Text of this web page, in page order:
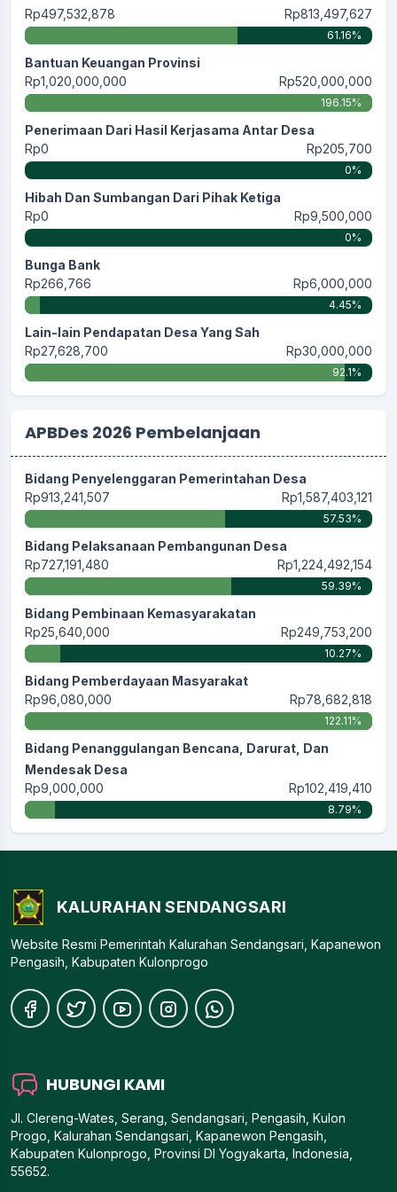
Rp497,532,878
Rp813,497,627
61.16%
Bantuan Keuangan Provinsi
Rp1,020,000,000
Rp520,000,000
196.15%
Penerimaan Dari Hasil Kerjasama Antar Desa
Rp0
Rp205,700
0%
Hibah Dan Sumbangan Dari Pihak Ketiga
Rp0
Rp9,500,000
0%
Bunga Bank
Rp266,766
Rp6,000,000
4.45%
Lain-lain Pendapatan Desa Yang Sah
Rp27,628,700
Rp30,000,000
92.1%
APBDes 2026 Pembelanjaan
Bidang Penyelenggaran Pemerintahan Desa
Rp913,241,507
Rp1,587,403,121
57.53%
Bidang Pelaksanaan Pembangunan Desa
Rp727,191,480
Rp1,224,492,154
59.39%
Bidang Pembinaan Kemasyarakatan
Rp25,640,000
Rp249,753,200
10.27%
Bidang Pemberdayaan Masyarakat
Rp96,080,000
Rp78,682,818
122.11%
Bidang Penanggulangan Bencana, Darurat, Dan
Mendesak Desa
Rp9,000,000
Rp102,419,410
8.79%
KALURAHAN SENDANGSARI
Website Resmi Pemerintah Kalurahan Sendangsari, Kapanewon
Pengasih, Kabupaten Kulonprogo
HUBUNGI KAMI
Jl. Clereng-Wates, Serang, Sendangsari, Pengasih, Kulon
Progo, Kalurahan Sendangsari, Kapanewon Pengasih,
Kabupaten Kulonprogo, Provinsi DI Yogyakarta, Indonesia,
55652.